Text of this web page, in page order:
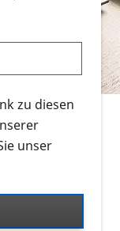
zum
Website
an.
Infomaterial
Videos zu
zu diesen
unser